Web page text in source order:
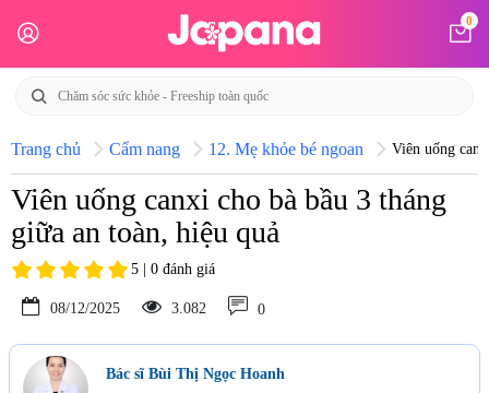
0
Trang chủ Cẩm nang 12. Mẹ khỏe bé ngoan Viên uống
Viên uống canxi cho bà bầu 3 tháng
giữa an toàn, hiệu quả
5 | 0 đánh giá
08/12/2025 3.082 0
Bác sĩ Bùi Thị Ngọc Hoanh